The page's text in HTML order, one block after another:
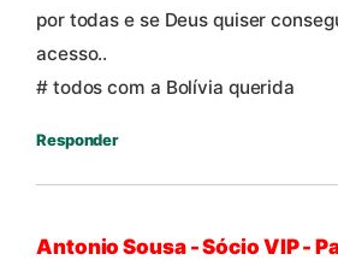
por todas e se Deus quiser
acesso..
# todos com a Bolívia querida
Responder
Antonio Sousa - Sócio VIP -